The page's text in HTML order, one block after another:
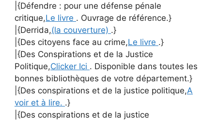
|{Défendre : pour une défense pénale
critique,Le livre . Ouvrage de référence.}
|{Derrida,(la couverture) .}
|{Des citoyens face au crime,Le livre .}
|{Des Conspirations et de la Justice
Politique,Clicker Ici . Disponible dans toutes les
bonnes bibliothèques de votre département.}
|{Des conspirations et de la justice politique,A
voir et à lire. .}
|{Des conspirations et de la justice